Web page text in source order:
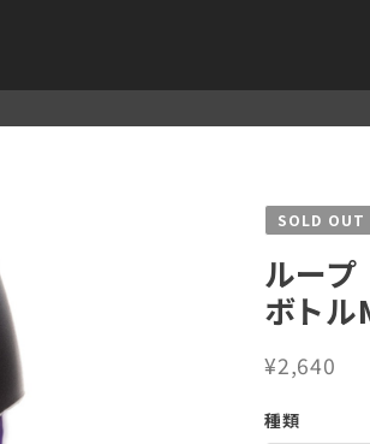
SOLD OUT
ルー
ボトル
¥2,640
種類